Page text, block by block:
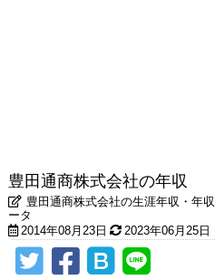
豊田通商株式会社の年収
豊田通商株式会社の生涯年収・年
ータ
2014年08月23日
2023年06月25日